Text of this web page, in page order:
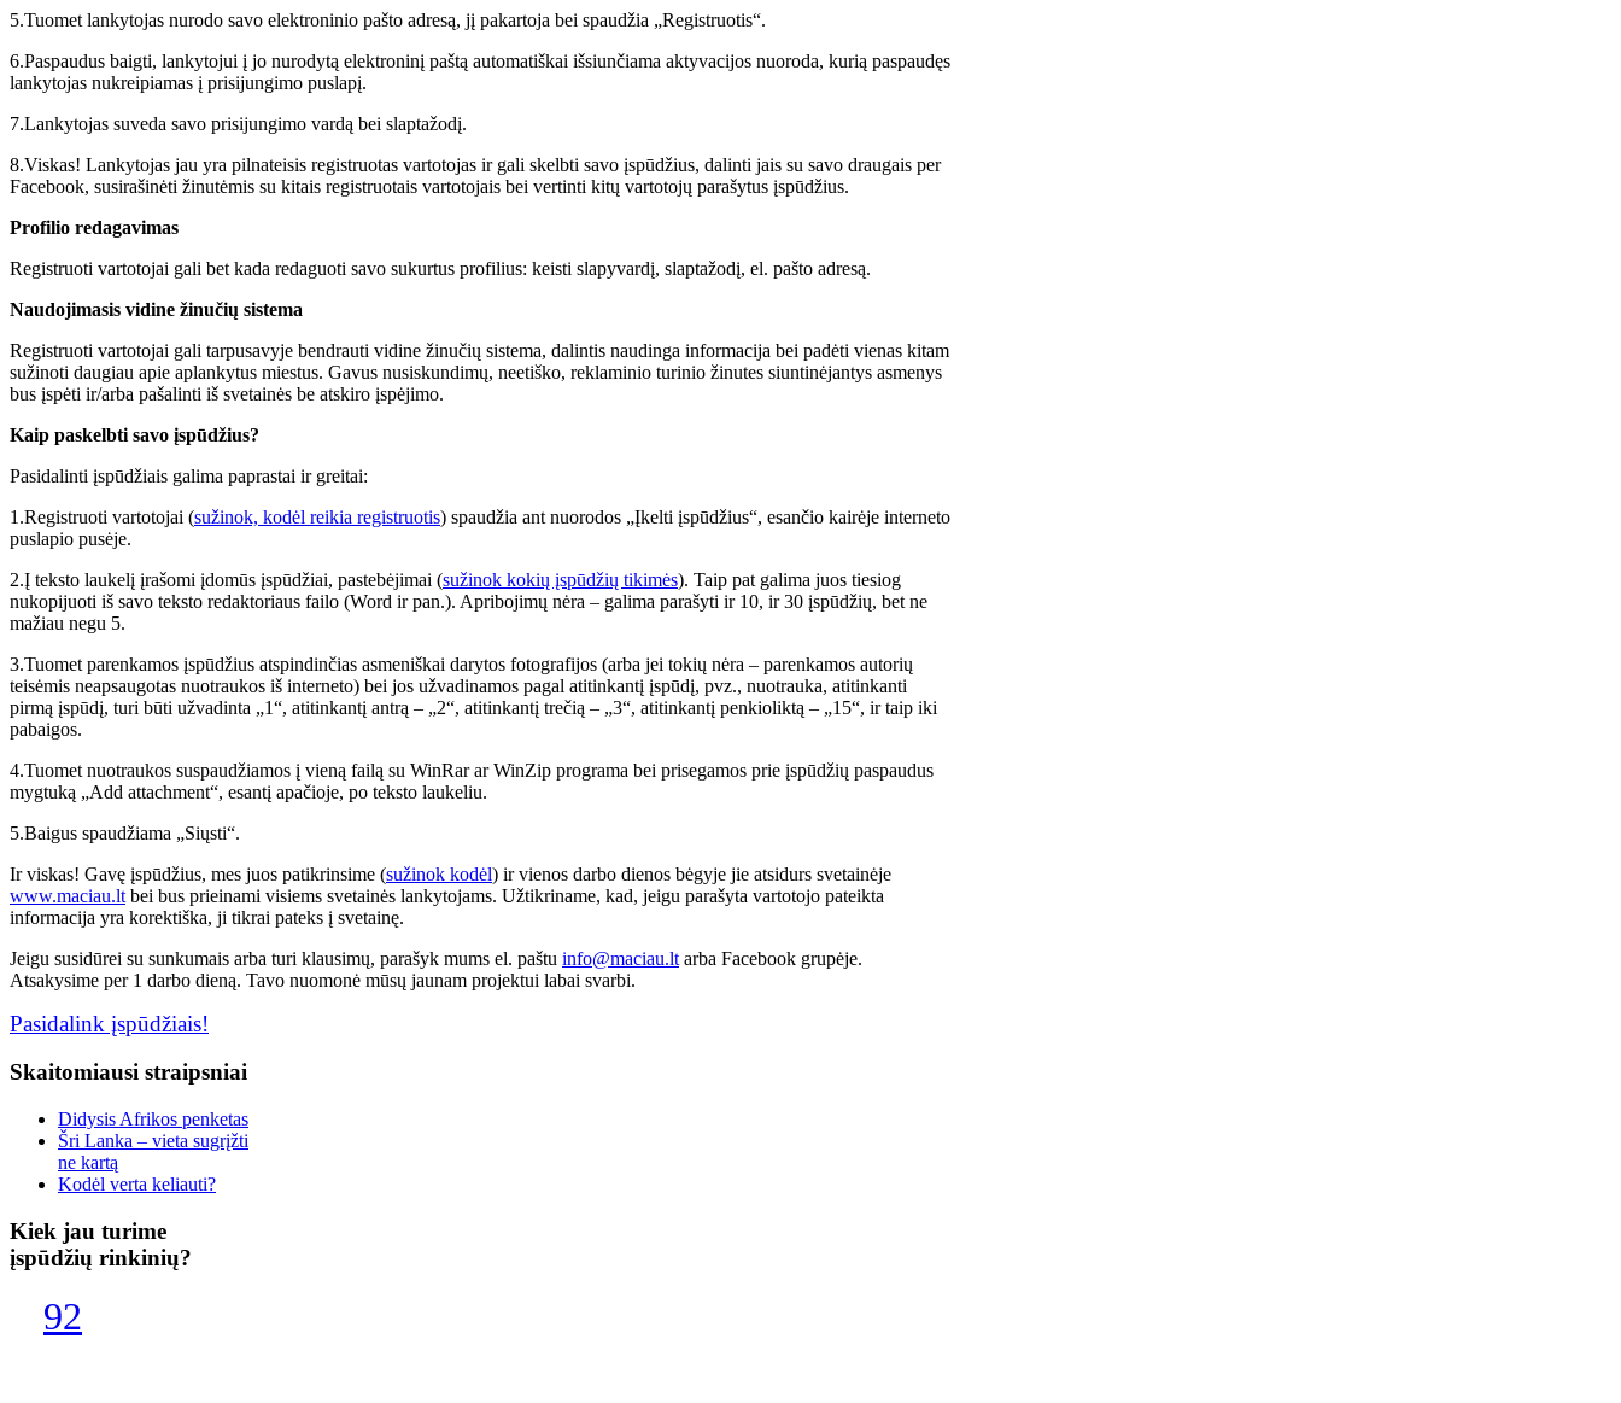
5.Tuomet lankytojas nurodo savo elektroninio pašto adresą, jį pakartoja bei spaudžia „Registruotis“.
6.Paspaudus baigti, lankytojui į jo nurodytą elektroninį paštą automatiškai išsiunčiama aktyvacijos nuoroda, kurią paspaudęs
lankytojas nukreipiamas į prisijungimo puslapį.
7.Lankytojas suveda savo prisijungimo vardą bei slaptažodį.
8.Viskas! Lankytojas jau yra pilnateisis registruotas vartotojas ir gali skelbti savo įspūdžius, dalinti jais su savo draugais per
Facebook, susirašinėti žinutėmis su kitais registruotais vartotojais bei vertinti kitų vartotojų parašytus įspūdžius.
Profilio redagavimas
Registruoti vartotojai gali bet kada redaguoti savo sukurtus profilius: keisti slapyvardį, slaptažodį, el. pašto adresą.
Naudojimasis vidine žinučių sistema
Registruoti vartotojai gali tarpusavyje bendrauti vidine žinučių sistema, dalintis naudinga informacija bei padėti vienas kitam
sužinoti daugiau apie aplankytus miestus. Gavus nusiskundimų, neetiško, reklaminio turinio žinutes siuntinėjantys asmenys
bus įspėti ir/arba pašalinti iš svetainės be atskiro įspėjimo.
Kaip paskelbti savo įspūdžius?
Pasidalinti įspūdžiais galima paprastai ir greitai:
1.Registruoti vartotojai (sužinok, kodėl reikia registruotis) spaudžia ant nuorodos „Įkelti įspūdžius“, esančio kairėje interneto
puslapio pusėje.
2.Į teksto laukelį įrašomi įdomūs įspūdžiai, pastebėjimai (sužinok kokių įspūdžių tikimės). Taip pat galima juos tiesiog
nukopijuoti iš savo teksto redaktoriaus failo (Word ir pan.). Apribojimų nėra – galima parašyti ir 10, ir 30 įspūdžių, bet ne
mažiau negu 5.
3.Tuomet parenkamos įspūdžius atspindinčias asmeniškai darytos fotografijos (arba jei tokių nėra – parenkamos autorių
teisėmis neapsaugotas nuotraukos iš interneto) bei jos užvadinamos pagal atitinkantį įspūdį, pvz., nuotrauka, atitinkanti
pirmą įspūdį, turi būti užvadinta „1“, atitinkantį antrą – „2“, atitinkantį trečią – „3“, atitinkantį penkioliktą – „15“, ir taip iki
pabaigos.
4.Tuomet nuotraukos suspaudžiamos į vieną failą su WinRar ar WinZip programa bei prisegamos prie įspūdžių paspaudus
mygtuką „Add attachment“, esantį apačioje, po teksto laukeliu.
5.Baigus spaudžiama „Siųsti“.
Ir viskas! Gavę įspūdžius, mes juos patikrinsime (sužinok kodėl) ir vienos darbo dienos bėgyje jie atsidurs svetainėje
www.maciau.lt bei bus prieinami visiems svetainės lankytojams. Užtikriname, kad, jeigu parašyta vartotojo pateikta
informacija yra korektiška, ji tikrai pateks į svetainę.
Jeigu susidūrei su sunkumais arba turi klausimų, parašyk mums el. paštu info@maciau.lt arba Facebook grupėje.
Atsakysime per 1 darbo dieną. Tavo nuomonė mūsų jaunam projektui labai svarbi.
Pasidalink įspūdžiais!
Skaitomiausi straipsniai
Didysis Afrikos penketas
Šri Lanka – vieta sugrįžti
ne kartą
Kodėl verta keliauti?
Kiek jau turime
įspūdžių rinkinių?
92